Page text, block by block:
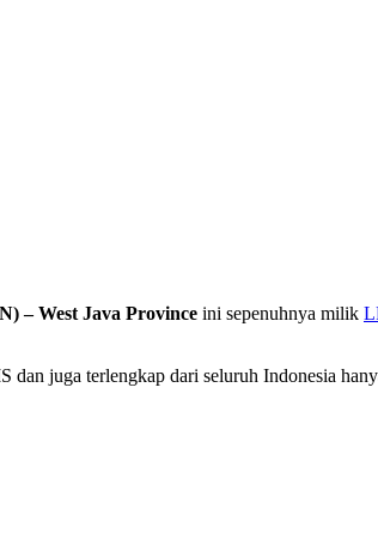
– West Java Province ini sepenuhnya milik
dan juga terlengkap dari seluruh Indonesia